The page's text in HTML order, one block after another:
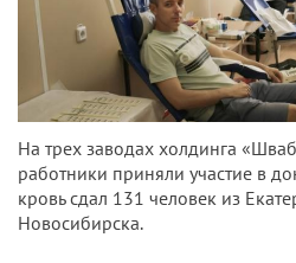
На трех заводах холдинга
работники приняли участие в
кровь сдал 131 человек из
Новосибирска.